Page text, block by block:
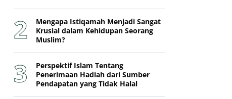
Mengapa Istiqamah Menjadi Sangat
Krusial dalam Kehidupan Seorang
Muslim?
Perspektif Islam Tentang
Penerimaan Hadiah dari Sumber
Pendapatan yang Tidak Halal